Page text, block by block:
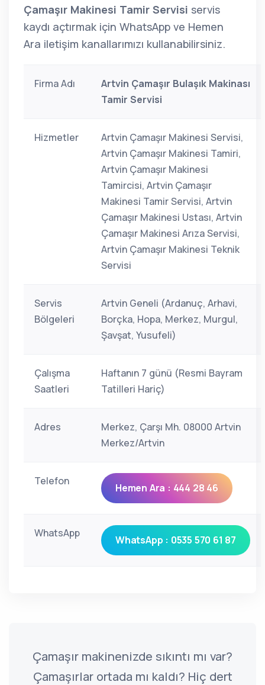
Çamaşır Makinesi Tamir Servisi servis
kaydı açtırmak için WhatsApp ve Hemen
Ara iletişim kanallarımızı kullanabilirsiniz.
Firma Adı
Artvin Çamaşır Bulaşık Makinası
Tamir Servisi
Hizmetler
Artvin Çamaşır Makinesi Servisi,
Artvin Çamaşır Makinesi Tamiri,
Artvin Çamaşır Makinesi
Tamircisi, Artvin Çamaşır
Makinesi Tamir Servisi, Artvin
Çamaşır Makinesi Ustası, Artvin
Çamaşır Makinesi Arıza Servisi,
Artvin Çamaşır Makinesi Teknik
Servisi
Servis
Bölgeleri
Artvin Geneli (Ardanuç, Arhavi,
Borçka, Hopa, Merkez, Murgul,
Şavşat, Yusufeli)
Çalışma
Saatleri
Haftanın 7 günü (Resmi Bayram
Tatilleri Hariç)
Adres
Merkez, Çarşı Mh. 08000 Artvin
Merkez/Artvin
Telefon
Hemen Ara : 444 28 46
WhatsApp
WhatsApp : 0535 570 61 87
Çamaşır makinenizde sıkıntı mı var?
Çamaşırlar ortada mı kaldı? Hiç dert